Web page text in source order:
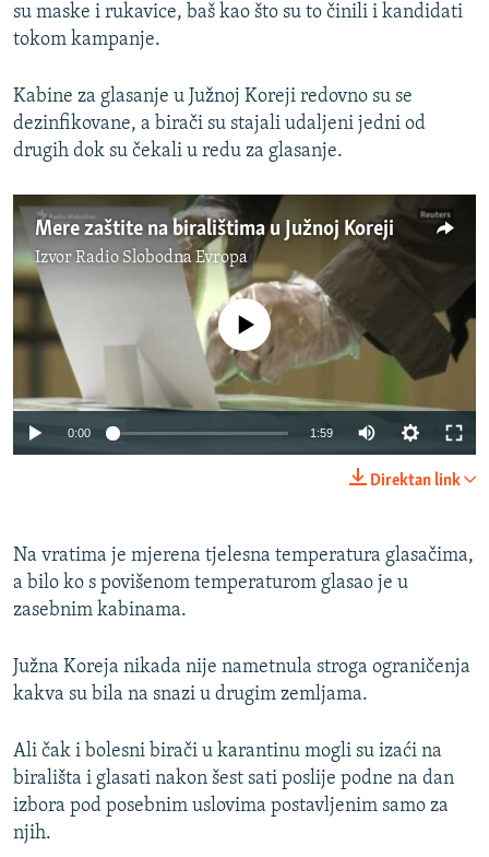
su maske i rukavice, baš kao što su to činili i kandidati
tokom kampanje.
Kabine za glasanje u Južnoj Koreji redovno su se
dezinfikovane, a birači su stajali udaljeni jedni od
drugih dok su čekali u redu za glasanje.
Mere zaštite na biralištima u Južnoj Koreji
IzvorRadio Slobodna Evropa
1080p
No media source currently available
0:00 1:59
404p
1080p
Direktan link
Na vratima je mjerena tjelesna temperatura glasačima,
a bilo ko s povišenom temperaturom glasao je u
zasebnim kabinama.
Južna Koreja nikada nije nametnula stroga ograničenja
kakva su bila na snazi u drugim zemljama.
Ali čak i bolesni birači u karantinu mogli su izaći na
birališta i glasati nakon šest sati poslije podne na dan
izbora pod posebnim uslovima postavljenim samo za
njih.